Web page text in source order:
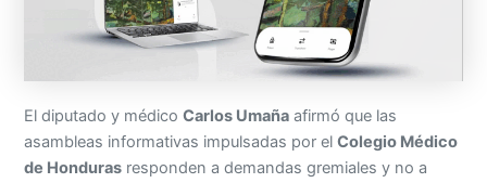
El diputado y médicoCarlos Umaña afirmó que las
asambleas informativas impulsadas por elColegio Médico
de Honduras responden a demandas gremiales y no a